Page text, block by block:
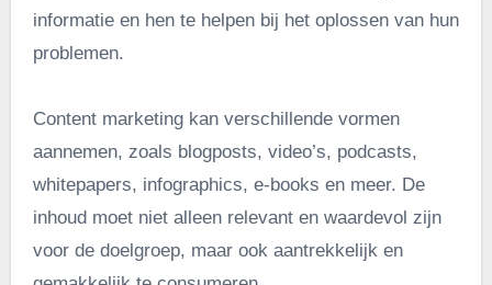
informatie en hen te helpen bij het oplossen van hun
problemen.
Content marketing kan verschillende vormen
aannemen, zoals blogposts, video’s, podcasts,
whitepapers, infographics, e-books en meer. De
inhoud moet niet alleen relevant en waardevol zijn
voor de doelgroep, maar ook aantrekkelijk en